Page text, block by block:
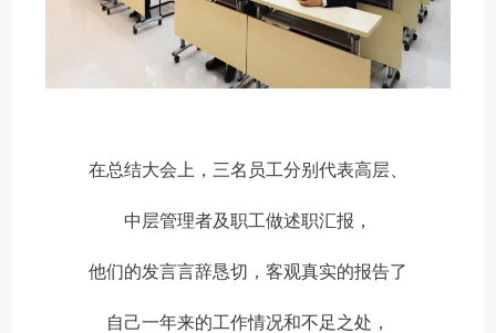
在总结大会上，三名员工分别代表高层、
中层管理者及职工做述职汇报，
他们的发言言辞恳切，客观真实的报告了
自己一年来的工作情况和不足之处，